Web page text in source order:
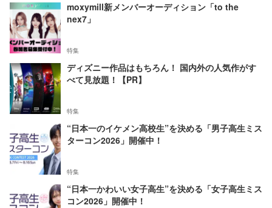
moxymill新メンバーオーディション「to the
nex7」
特集
ディズニー作品はもちろん！ 国内外の人気作がす
べて見放題！【PR】
特集
“日本一のイケメン高校生”を決める「男子高生ミス
ターコン2026」開催中！
特集
“日本一かわいい女子高生”を決める「女子高生ミス
コン2026」開催中！